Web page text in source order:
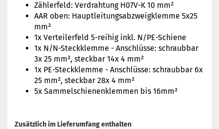
Zählerfeld: Verdrahtung H07V-K 10 mm²
AAR oben: Hauptleitungsabzweigklemme 5x25
mm²
1x Verteilerfeld 5-reihig inkl. N/PE-Schiene
1x N/N-Steckklemme - Anschlüsse: schraubbar
3x 25 mm², steckbar 14x 4 mm²
1x PE-Steckklemme - Anschlüsse: schraubbar 6x
25 mm², steckbar 28x 4 mm²
5x Sammelschienenklemmen bis 16mm²
Zusätzlich im Lieferumfang enthalten